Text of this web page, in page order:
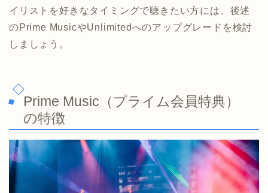
イリストを好きなタイミングで聴きたい方には、後述
のPrime MusicやUnlimitedへのアップグレードを検討
しましょう。
Prime Music（プライム会員特典）
の特徴